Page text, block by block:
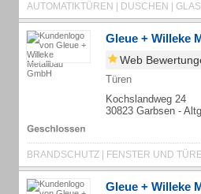
Gleue + Willeke
Web
Türen
Kochslandweg 24
30823 Garbsen -
Gleue + Willeke